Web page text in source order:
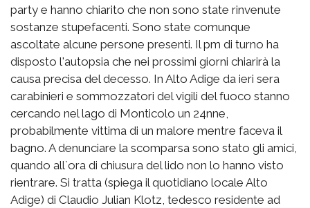
party e hanno chiarito che non sono state rinvenute
sostanze stupefacenti. Sono state comunque
ascoltate alcune persone presenti. Il pm di turno ha
disposto l'autopsia che nei prossimi giorni chiarirà la
causa precisa del decesso. In Alto Adige da ieri sera
carabinieri e sommozzatori del vigili del fuoco stanno
cercando nel lago di Monticolo un 24nne,
probabilmente vittima di un malore mentre faceva il
bagno. A denunciare la scomparsa sono stato gli amici,
quando all`ora di chiusura del lido non lo hanno visto
rientrare. Si tratta (spiega il quotidiano locale Alto
Adige) di Claudio Julian Klotz, tedesco residente ad